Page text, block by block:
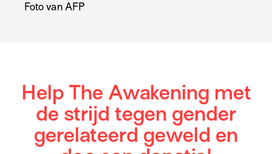
Foto van AFP
Help The Awakening met
de strijd tegen gender
gerelateerd geweld en